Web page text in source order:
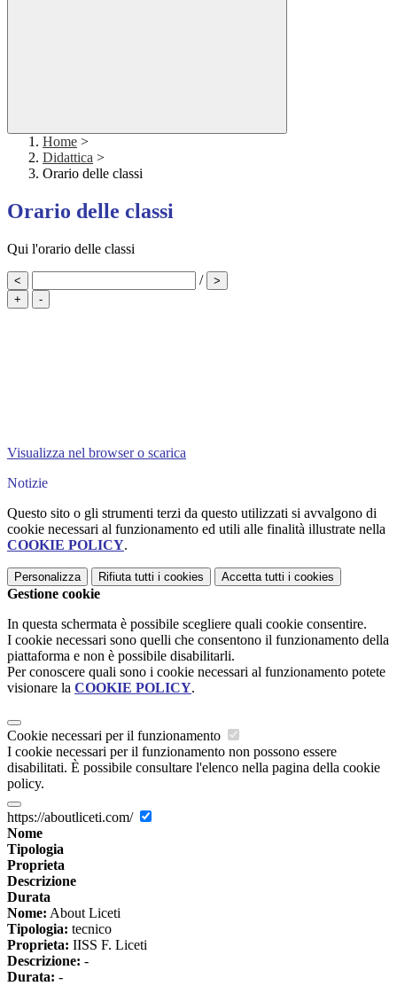
Home >
Didattica >
Orario delle classi
Orario delle classi
Qui l'orario delle classi
< /
>
+
-
Visualizza nel browser o scarica
Notizie
Questo sito o gli strumenti terzi da questo utilizzati si avvalgono di
cookie necessari al funzionamento ed utili alle finalità illustrate nella
COOKIE POLICY.
Personalizza Rifiuta tutti i cookies Accetta tutti i cookies
Gestione cookie
In questa schermata è possibile scegliere quali cookie consentire.
I cookie necessari sono quelli che consentono il funzionamento della
piattaforma e non è possibile disabilitarli.
Per conoscere quali sono i cookie necessari al funzionamento potete
visionare la COOKIE POLICY.
Cookie necessari per il funzionamento
I cookie necessari per il funzionamento non possono essere
disabilitati. È possibile consultare l'elenco nella pagina della cookie
policy.
https://aboutliceti.com/
Nome
Tipologia
Proprieta
Descrizione
Durata
Nome: About Liceti
Tipologia: tecnico
Proprieta: IISS F. Liceti
Descrizione: -
Durata: -